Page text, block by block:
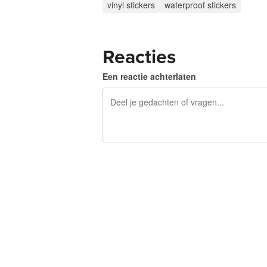
vinyl stickers
waterproof stickers
Reacties
Een reactie achterlaten